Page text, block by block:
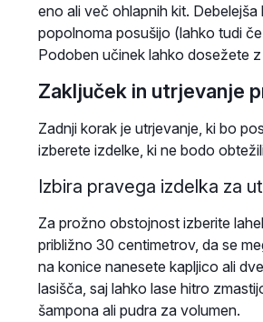
eno ali več ohlapnih kit.
popolnoma posušijo (lahko tudi
Podoben učinek lahko dosežete
Zaključek in utrjevanje
Zadnji korak je utrjevanje, ki bo
izberete izdelke, ki ne bodo
Izbira pravega izdelka za
Za prožno obstojnost izberite
približno 30 centimetrov, da se
na konice nanesete kapljico ali
lasišča, saj lahko lase hitro
šampona ali pudra za volumen.